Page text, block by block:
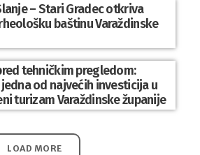
– Stari Gradec otkriva
baštinu Varaždinske
tehničkim pregledom:
od najvećih investicija u
turizam Varaždinske županije
LOAD MORE